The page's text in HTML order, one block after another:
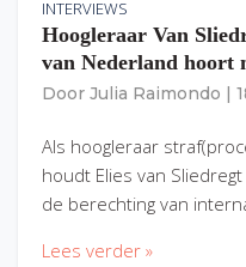
INTERVIEWS
Hoogleraar Van
van Nederland hoort
Door Julia Raimondo
Als hoogleraar
houdt Elies van
de berechting van
Lees verder »